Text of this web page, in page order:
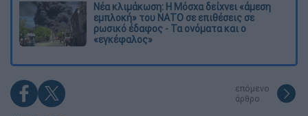
Νέα κλιμάκωση: Η Μόσχα δείχνει «άμεση
εμπλοκή» του ΝΑΤΟ σε επιθέσεις σε
ρωσικό έδαφος - Τα ονόματα και ο
«εγκέφαλος»
επόμενο
άρθρο